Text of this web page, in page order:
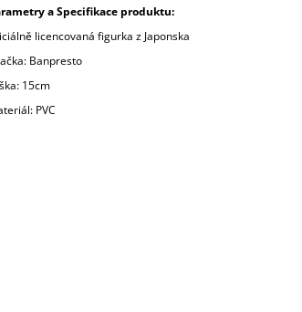
a Specifikace produktu:
licencovaná figurka z Japonska
Banpresto
15cm
PVC